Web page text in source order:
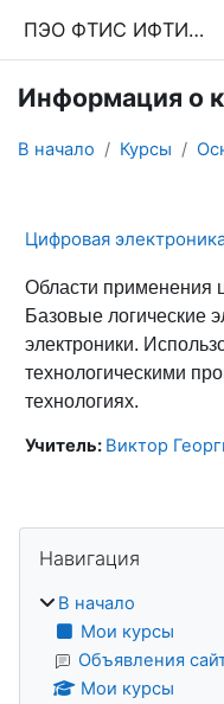
ПЭО ФТИС ИФТИС МПГУ
Информация о
В начало Курсы
Цифровая
Области применения
Базовые логические
электроники.
технологическими
технологиях.
Учитель: Виктор
Блоки
Навигация
В начало
Мои курсы
Объявления
Мои курсы